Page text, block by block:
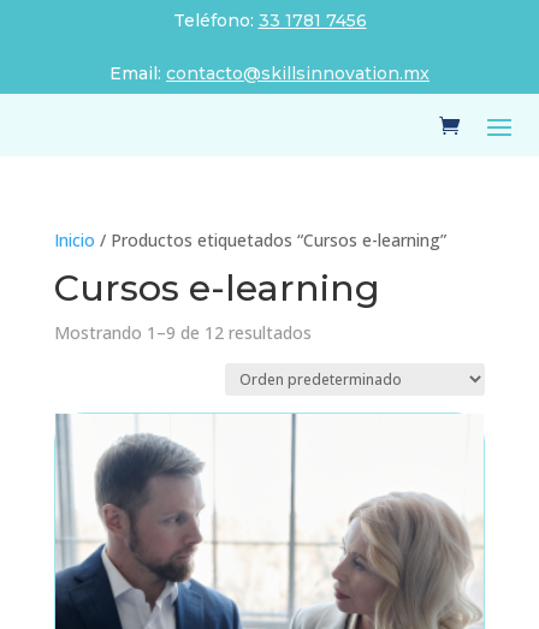
Teléfono: 33 1781 7456
Email: contacto@skillsinnovation.mx
Inicio / Productos etiquetados “Cursos e-learning”
Cursos e-learning
Mostrando 1–9 de 12 resultados